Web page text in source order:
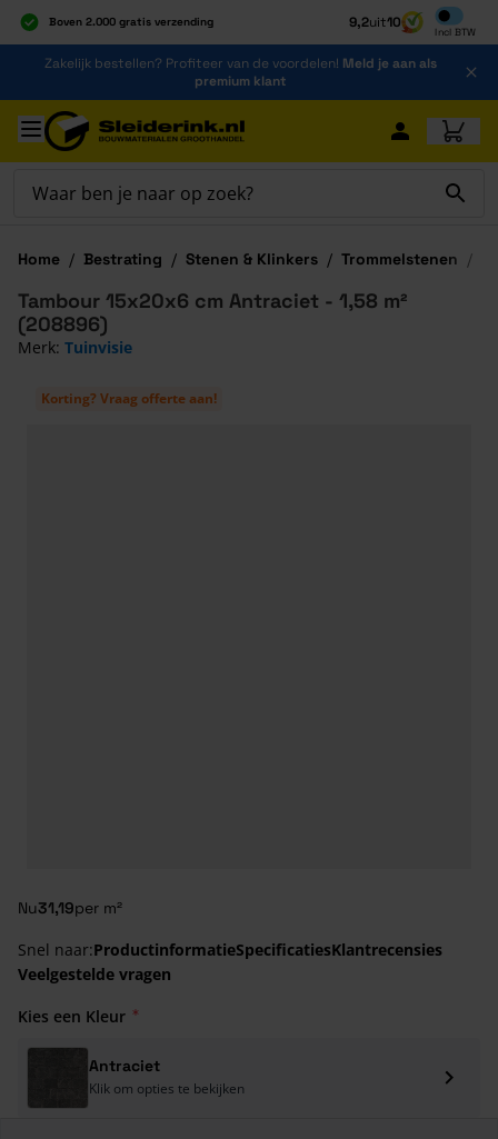
Boven 2.000 gratis verzending
Al 40 jaar dé specialist
Alles onder één dak
9,2uit10
Incl BTW
Inclusief
Ga naar de inhoud
Zakelijk bestellen? Profiteer van de voordelen! Meld je aan als
premium klant
Ga naar hoofdinhoud
Home / Bestrating / Stenen & Klinkers / Trommelstenen /
Korting? Vraag offerte aan!
Nu31,19per m²
Tambour 15x20x6 cm Antraciet - 1,58 m²
(208896)
Merk: Tuinvisie
Snel naar:ProductinformatieSpecificatiesKlantrecensies
Veelgestelde vragen
Kies een Kleur
Antraciet
Klik om opties te bekijken